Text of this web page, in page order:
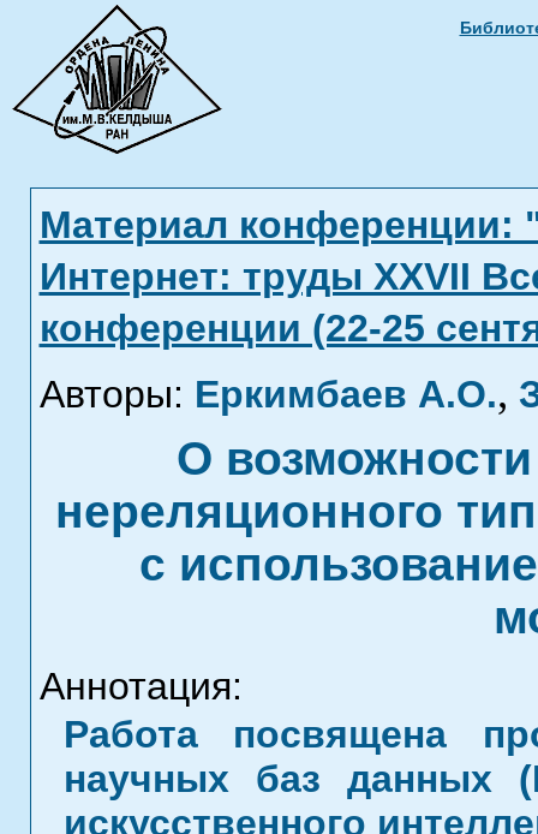
Материал конференции:
Интернет: труды XXVII
конференции (22-25
Авторы: Еркимбаев А.О.,
О
нереляционного
с
Аннотация:
Работа посвящена
научных баз данных
искусственного